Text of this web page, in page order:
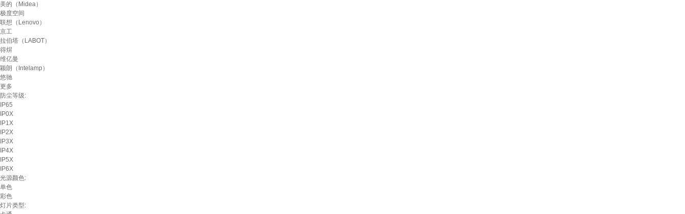
美的（Midea）
极度空间
联想（Lenovo）
京工
拉伯塔（LABOT）
得焺
维亿曼
颖朗（Intelamp）
悠驰
更多
防尘等级:
IP65
IP0X
IP1X
IP2X
IP3X
IP4X
IP5X
IP6X
光源颜色:
单色
彩色
灯片类型: